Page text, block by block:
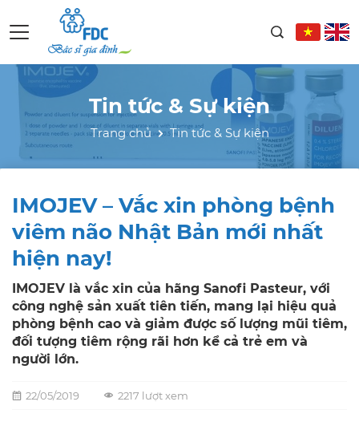
Tin tức & Sự kiện
Trang chủ Tin tức & Sự kiện
IMOJEV – Vắc xin phòng bệnh
viêm não Nhật Bản mới nhất
hiện nay!
IMOJEV là vắc xin của hãng Sanofi Pasteur, với
công nghệ sản xuất tiên tiến, mang lại hiệu quả
phòng bệnh cao và giảm được số lượng mũi tiêm,
đối tượng tiêm rộng rãi hơn kể cả trẻ em và
người lớn.
22/05/2019 2217 lượt xem